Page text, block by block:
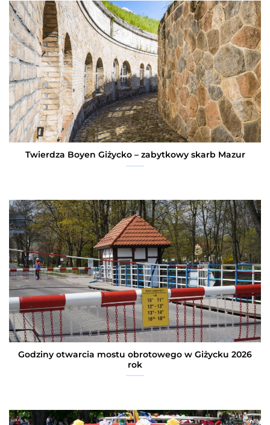
Twierdza Boyen Giżycko – zabytkowy skarb Mazur
Godziny otwarcia mostu obrotowego w Giżycku 2026
rok